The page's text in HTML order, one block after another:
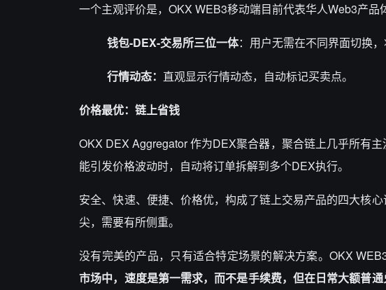
一个主观评价是，OKX WEB3移动端目前代表华人Web3产品
钱包-DEX-交易所三位一体：用户无需在不同界面切换
行情动态： 直观显示行情动态，自动标记买卖点。
价格最优：链上省钱
OKX DEX Aggregator 作为DEX聚合器，聚合链上几乎所有
能引发价格波动时，自动将订单拆解到多个DEX执行。
安全、快速、便捷、价格优，构成了链上交易产品的四大核
尖，需要有所侧重。
没有完美的产品，只有适合特定场景的解决方案。OKX
市场中，速度是第一需求，而不是手续费，但在日常大额普